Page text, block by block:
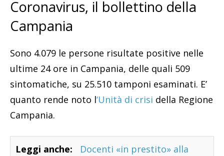
Coronavirus, il bollettino della
Campania
Sono 4.079 le persone risultate positive nelle
ultime 24 ore in Campania, delle quali 509
sintomatiche, su 25.510 tamponi esaminati. E’
quanto rende noto l‘Unità di crisi della Regione
Campania.
Leggi anche:
Docenti «in prestito» alla